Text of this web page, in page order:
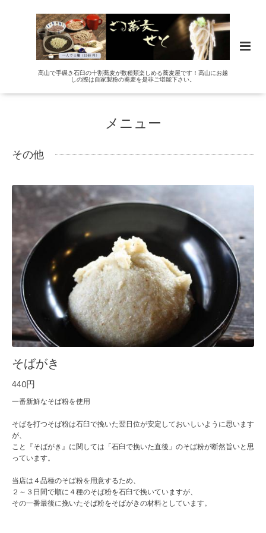
高山で手碾き石臼の十割蕎麦が数種類楽しめる蕎麦屋です！高山にお越
しの際は自家製粉の蕎麦を是非ご堪能下さい。
メニュー
その他
そばがき
440円
一番新鮮なそば粉を使用
そばを打つそば粉は石臼で挽いた翌日位が安定しておいしいように思います
が、
こと『そばがき』に関しては「石臼で挽いた直後」のそば粉が断然旨いと思
っています。
当店は４品種のそば粉を用意するため、
２～３日間で順に４種のそば粉を石臼で挽いていますが、
その一番最後に挽いたそば粉をそばがきの材料としています。